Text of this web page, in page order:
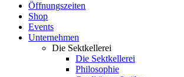
Öffnungszeiten
Shop
Events
Unternehmen
Die Sektkellerei
Die Sektkellerei
Philosophie